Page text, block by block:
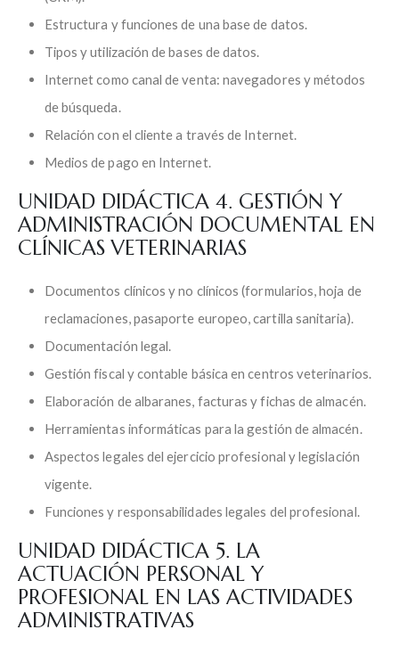
Estructura y funciones de una base de datos.
Tipos y utilización de bases de datos.
Internet como canal de venta: navegadores y métodos
de búsqueda.
Relación con el cliente a través de Internet.
Medios de pago en Internet.
UNIDAD DIDÁCTICA 4. GESTIÓN Y
ADMINISTRACIÓN DOCUMENTAL EN
CLÍNICAS VETERINARIAS
Documentos clínicos y no clínicos (formularios, hoja de
reclamaciones, pasaporte europeo, cartilla sanitaria).
Documentación legal.
Gestión fiscal y contable básica en centros veterinarios.
Elaboración de albaranes, facturas y fichas de almacén.
Herramientas informáticas para la gestión de almacén.
Aspectos legales del ejercicio profesional y legislación
vigente.
Funciones y responsabilidades legales del profesional.
UNIDAD DIDÁCTICA 5. LA
ACTUACIÓN PERSONAL Y
PROFESIONAL EN LAS ACTIVIDADES
ADMINISTRATIVAS